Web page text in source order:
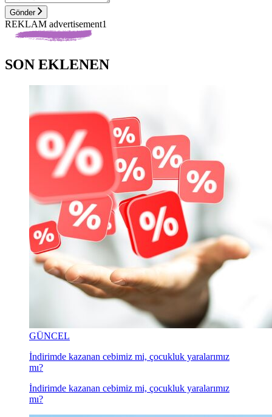
Gönder
REKLAM advertisement1
SON EKLENEN
GÜNCEL
İndirimde kazanan cebimiz mi, çocukluk yaralarımız
mı?
İndirimde kazanan cebimiz mi, çocukluk yaralarımız
mı?